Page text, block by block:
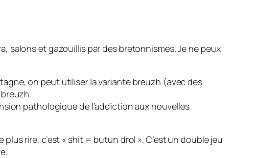
salons et gazouillis par des bretonnismes. Je ne peux
on peut utiliser la variante breuzh (avec des
pathologique de l’addiction aux nouvelles
plus rire, c’est « shit = butun drol ». C’est un double jeu